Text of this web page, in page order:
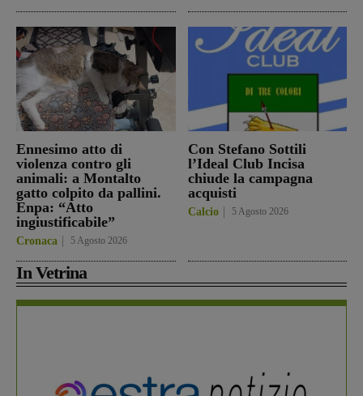
Ennesimo atto di
violenza contro gli
animali: a Montalto
gatto colpito da pallini.
Enpa: “Atto
ingiustificabile”
Cronaca 5 Agosto 2026
Con Stefano Sottili
l’Ideal Club Incisa
chiude la campagna
acquisti
Calcio 5 Agosto 2026
In Vetrina